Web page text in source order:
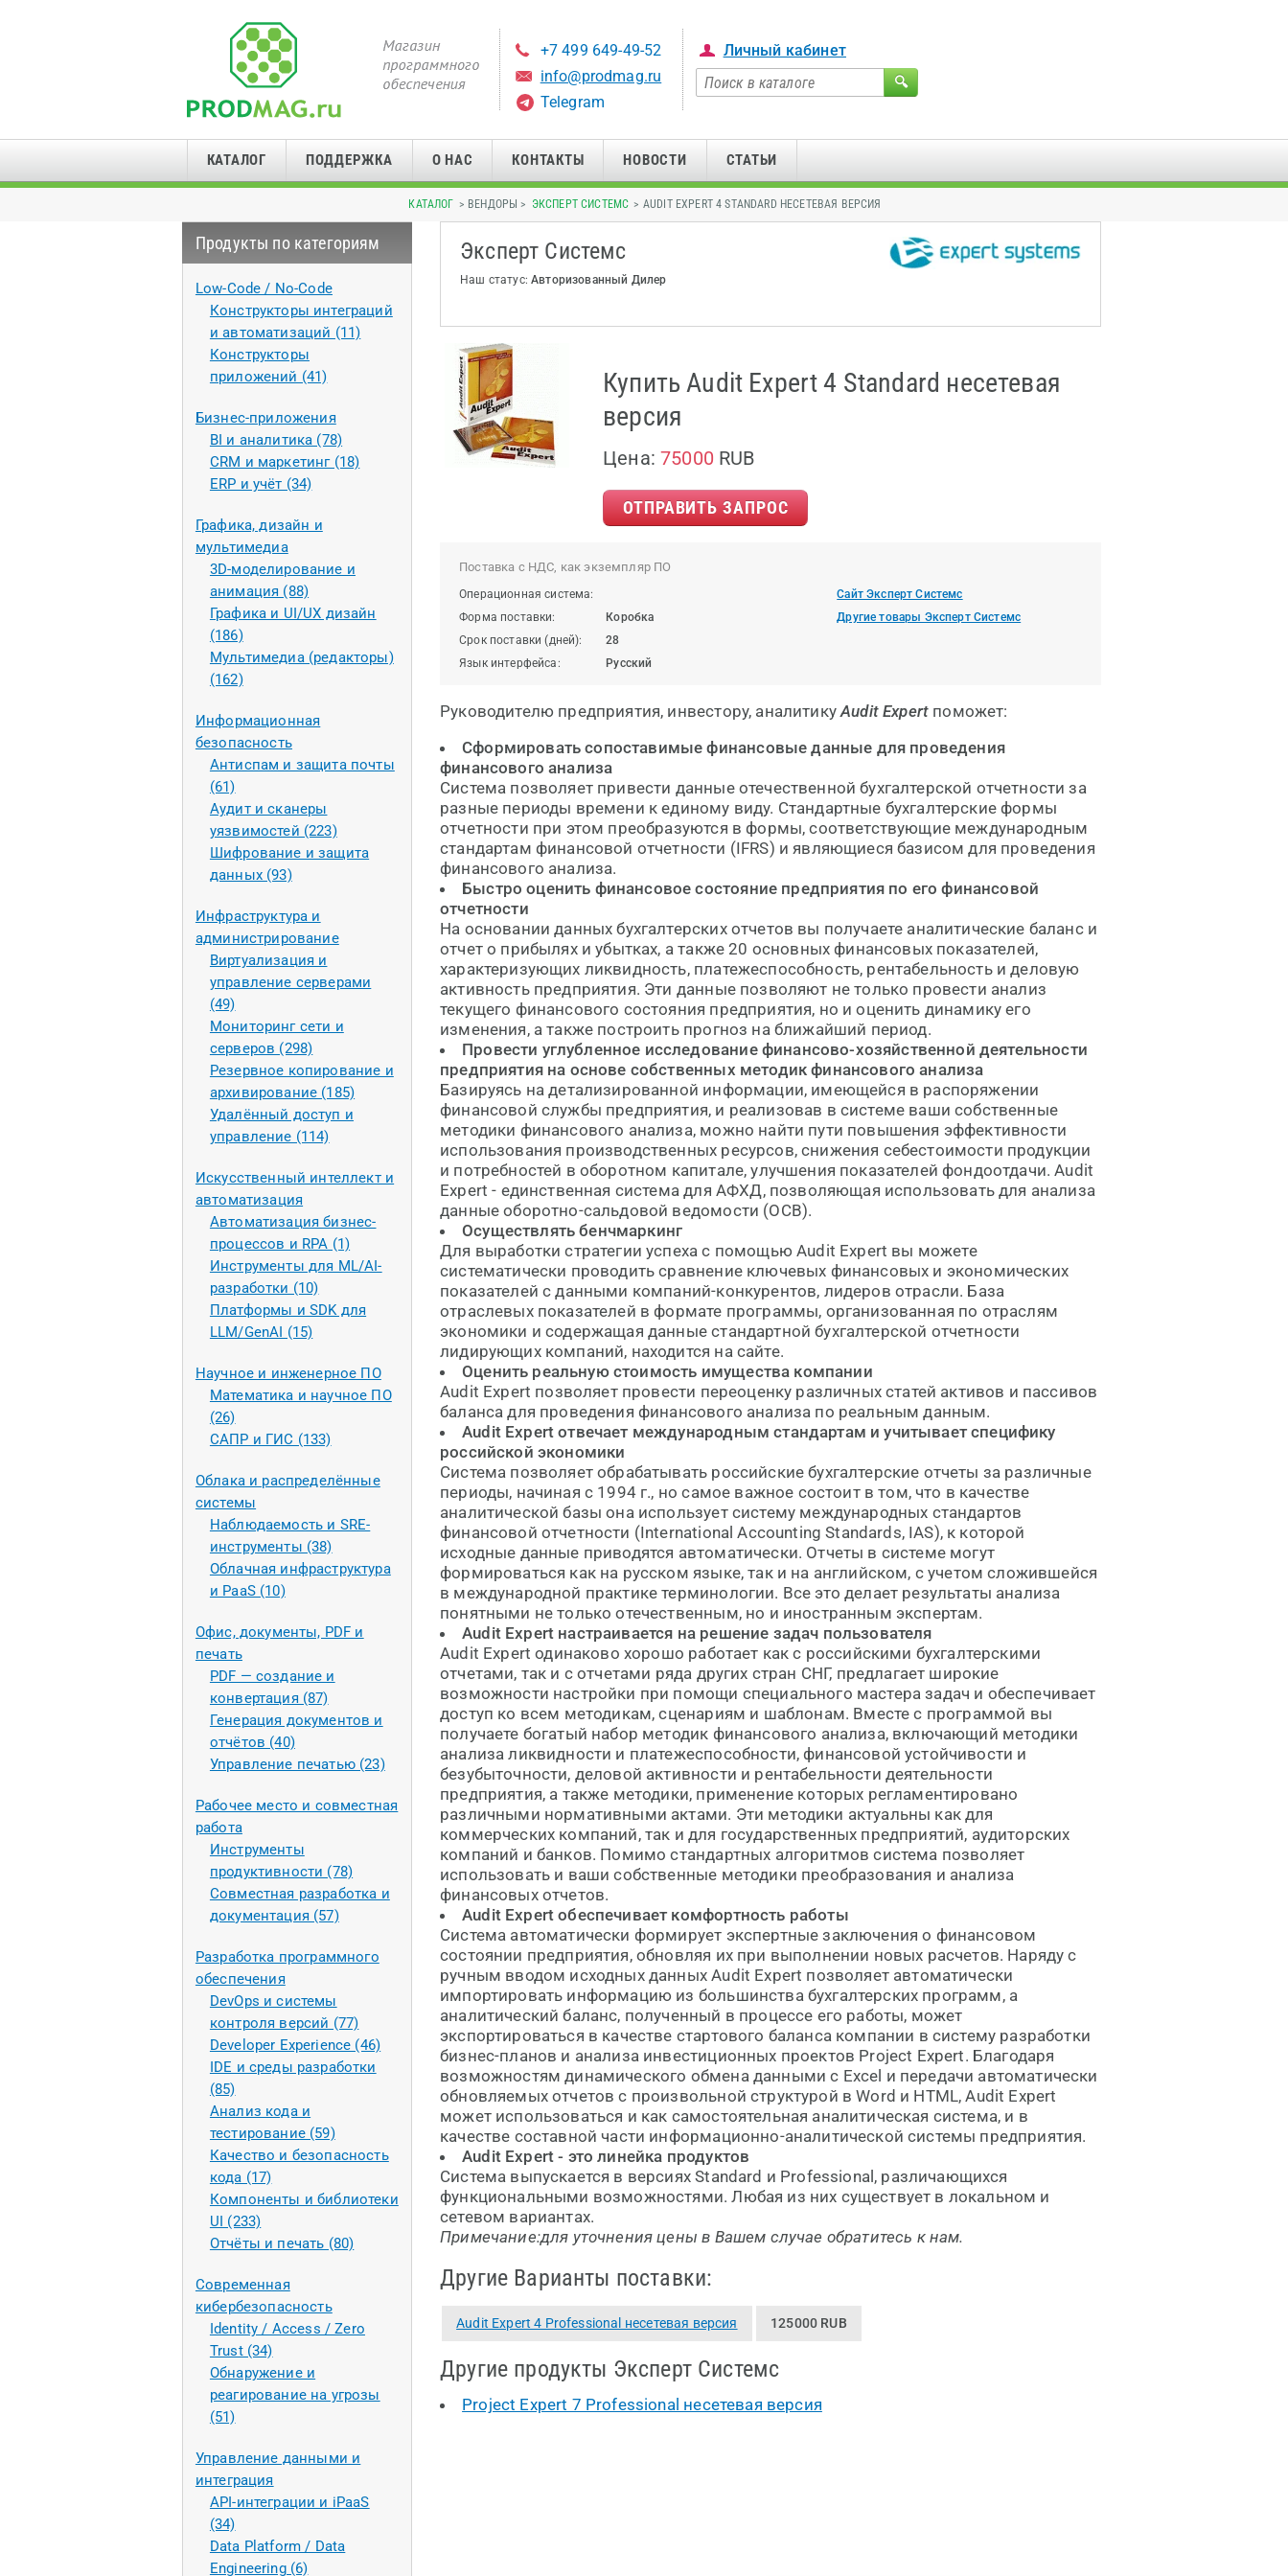
+7 499 649-49-52
info@prodmag.ru
Telegram
Личный кабинет
КАТАЛОГ ПОДДЕРЖКА О НАС КОНТАКТЫ НОВОСТИ СТАТЬИ
КАТАЛОГ > ВЕНДОРЫ > ЭКСПЕРТ СИСТЕМС > AUDIT EXPERT 4 STANDARD НЕСЕТЕВАЯ ВЕРСИЯ
Продукты по категориям
Low-Code / No-Code
Конструкторы интеграций
и автоматизаций (11)
Конструкторы
приложений (41)
Бизнес-приложения
BI и аналитика (78)
CRM и маркетинг (18)
ERP и учёт (34)
Графика, дизайн и
мультимедиа
3D-моделирование и
анимация (88)
Графика и UI/UX дизайн
(186)
Мультимедиа (редакторы)
(162)
Информационная
безопасность
Антиспам и защита почты
(61)
Аудит и сканеры
уязвимостей (223)
Шифрование и защита
данных (93)
Инфраструктура и
администрирование
Виртуализация и
управление серверами
(49)
Мониторинг сети и
серверов (298)
Резервное копирование и
архивирование (185)
Удалённый доступ и
управление (114)
Искусственный интеллект и
автоматизация
Автоматизация бизнес-
процессов и RPA (1)
Инструменты для ML/AI-
разработки (10)
Платформы и SDK для
LLM/GenAI (15)
Научное и инженерное ПО
Математика и научное ПО
(26)
САПР и ГИС (133)
Облака и распределённые
системы
Наблюдаемость и SRE-
инструменты (38)
Облачная инфраструктура
и PaaS (10)
Офис, документы, PDF и
печать
PDF — создание и
конвертация (87)
Генерация документов и
отчётов (40)
Управление печатью (23)
Рабочее место и совместная
работа
Инструменты
продуктивности (78)
Совместная разработка и
документация (57)
Разработка программного
обеспечения
DevOps и системы
контроля версий (77)
Developer Experience (46)
IDE и среды разработки
(85)
Анализ кода и
тестирование (59)
Качество и безопасность
кода (17)
Компоненты и библиотеки
UI (233)
Отчёты и печать (80)
Современная
кибербезопасность
Identity / Access / Zero
Trust (34)
Обнаружение и
реагирование на угрозы
(51)
Управление данными и
интеграция
API-интеграции и iPaaS
(34)
Data Platform / Data
Engineering (6)
Эксперт Системс
Наш статус:Авторизованный Дилер
Купить Audit Expert 4 Standard несетевая
версия
Цена:75000 RUB
ОТПРАВИТЬ ЗАПРОС
Поставка с НДС, как экземпляр ПО
Операционная система:
Форма поставки:
Коробка
Срок поставки (дней):
28
Язык интерфейса:
Русский
Сайт Эксперт Системс
Другие товары Эксперт Системс
Руководителю предприятия, инвестору, аналитикуAudit Expert поможет:
Сформировать сопоставимые финансовые данные для проведения
финансового анализа
Система позволяет привести данные отечественной бухгалтерской отчетности за
разные периоды времени к единому виду. Стандартные бухгалтерские формы
отчетности при этом преобразуются в формы, соответствующие международным
стандартам финансовой отчетности (IFRS) и являющиеся базисом для проведения
финансового анализа.
Быстро оценить финансовое состояние предприятия по его финансовой
отчетности
На основании данных бухгалтерских отчетов вы получаете аналитические баланс и
отчет о прибылях и убытках, а также 20 основных финансовых показателей,
характеризующих ликвидность, платежеспособность, рентабельность и деловую
активность предприятия. Эти данные позволяют не только провести анализ
текущего финансового состояния предприятия, но и оценить динамику его
изменения, а также построить прогноз на ближайший период.
Провести углубленное исследование финансово-хозяйственной деятельности
предприятия на основе собственных методик финансового анализа
Базируясь на детализированной информации, имеющейся в распоряжении
финансовой службы предприятия, и реализовав в системе ваши собственные
методики финансового анализа, можно найти пути повышения эффективности
использования производственных ресурсов, снижения себестоимости продукции
и потребностей в оборотном капитале, улучшения показателей фондоотдачи. Audit
Expert - единственная система для АФХД, позволяющая использовать для анализа
данные оборотно-сальдовой ведомости (ОСВ).
Осуществлять бенчмаркинг
Для выработки стратегии успеха с помощью Audit Expert вы можете
систематически проводить сравнение ключевых финансовых и экономических
показателей с данными компаний-конкурентов, лидеров отрасли. База
отраслевых показателей в формате программы, организованная по отраслям
экономики и содержащая данные стандартной бухгалтерской отчетности
лидирующих компаний, находится на сайте.
Оценить реальную стоимость имущества компании
Audit Expert позволяет провести переоценку различных статей активов и пассивов
баланса для проведения финансового анализа по реальным данным.
Audit Expert отвечает международным стандартам и учитывает специфику
российской экономики
Система позволяет обрабатывать российские бухгалтерские отчеты за различные
периоды, начиная с 1994 г., но самое важное состоит в том, что в качестве
аналитической базы она использует систему международных стандартов
финансовой отчетности (International Accounting Standards, IAS), к которой
исходные данные приводятся автоматически. Отчеты в системе могут
формироваться как на русском языке, так и на английском, с учетом сложившейся
в международной практике терминологии. Все это делает результаты анализа
понятными не только отечественным, но и иностранным экспертам.
Audit Expert настраивается на решение задач пользователя
Audit Expert одинаково хорошо работает как с российскими бухгалтерскими
отчетами, так и с отчетами ряда других стран СНГ, предлагает широкие
возможности настройки при помощи специального мастера задач и обеспечивает
доступ ко всем методикам, сценариям и шаблонам. Вместе с программой вы
получаете богатый набор методик финансового анализа, включающий методики
анализа ликвидности и платежеспособности, финансовой устойчивости и
безубыточности, деловой активности и рентабельности деятельности
предприятия, а также методики, применение которых регламентировано
различными нормативными актами. Эти методики актуальны как для
коммерческих компаний, так и для государственных предприятий, аудиторских
компаний и банков. Помимо стандартных алгоритмов система позволяет
использовать и ваши собственные методики преобразования и анализа
финансовых отчетов.
Audit Expert обеспечивает комфортность работы
Система автоматически формирует экспертные заключения о финансовом
состоянии предприятия, обновляя их при выполнении новых расчетов. Наряду с
ручным вводом исходных данных Audit Expert позволяет автоматически
импортировать информацию из большинства бухгалтерских программ, а
аналитический баланс, полученный в процессе его работы, может
экспортироваться в качестве стартового баланса компании в систему разработки
бизнес-планов и анализа инвестиционных проектов Project Expert. Благодаря
возможностям динамического обмена данными с Excel и передачи автоматически
обновляемых отчетов с произвольной структурой в Word и HTML, Audit Expert
может использоваться и как самостоятельная аналитическая система, и в
качестве составной части информационно-аналитической системы предприятия.
Audit Expert - это линейка продуктов
Система выпускается в версиях Standard и Professional, различающихся
функциональными возможностями. Любая из них существует в локальном и
сетевом вариантах.
Примечание:для уточнения цены в Вашем случае обратитесь к нам.
Другие Варианты поставки:
Audit Expert 4 Professional несетевая версия 125000 RUB
Другие продукты Эксперт Системс
Project Expert 7 Professional несетевая версия